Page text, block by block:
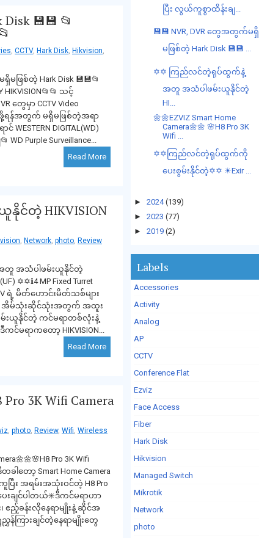
💾💾 📂
, CCTV, Hark Disk, Hikvision,
မဖြစ်တဲ့ Hark Disk 💾💾📂
HIKVISION📂📂 သင့်
တွေမှာ CCTV Video
န်အတွက် မရှိမဖြစ်တဲ့အရာ
WESTERN DIGITAL(WD)
WD Purple Surveillance...
Read More
တဲ့ HIKVISION
, Network, photo, Review
အသံပါဖမ်းယူနိုင်တဲ့
✡✡ℹ4 MP Fixed Turret
ရဲ့ မိတ်ဟောင်းမိတ်သစ်များ
ော့ အိမ်သုံးဆိုင်သုံးအတွက် အထူး
မ်းယူနိုင်တဲ့ ကင်မရာတစ်လုံးနဲ့
မရာကတော့ HIKVISION...
Read More
Pro 3K Wifi Camera
, photo, Review, Wifi, Wireless
Pro 3K Wifi
တခါတော့ Smart Home Camer‌a
အရမ်းအသုံးဝင်တဲ့ H8 Pro
ေးချင်ပါတယ်✳️ဒီကင်မရာဟာ
ဧည့်ခန်းလိုနေရာမျိုးနဲ့ ဆိုင်အ
ကြားချင်တဲ့နေရာမျိုးတွေ
ပြီး လွယ်ကူစွာထိန်းချ...
💾💾 NVR, DVR တွေအတွက်မရှိ
မဖြစ်တဲ့ Hark Disk 💾💾 ...
✡✡ ကြည်လင်တဲ့ရုပ်ထွက်နဲ့
အတူ အသံပါဖမ်းယူနိုင်တဲ့
HI...
🌼🌼EZVIZ Smart Home
Camera🌼🌼 🌸H8 Pro 3K
Wifi ...
✡✡ကြည်လင်တဲ့ရုပ်ထွက်ကို
ပေးစွမ်းနိုင်တဲ့✡✡ ☀Exir ...
► 2024 (139)
► 2023 (77)
► 2019 (2)
Labels
Accessories
Activity
Analog
AP
CCTV
Conference Flat
Ezviz
Face Access
Fiber
Hark Disk
Hikvision
Managed Switch
Mikrotik
Network
photo